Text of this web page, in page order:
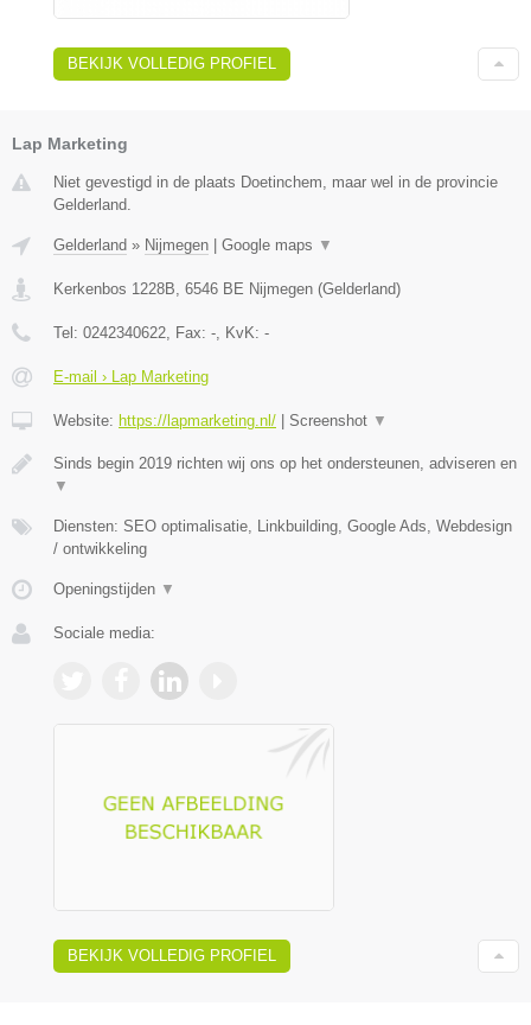
BEKIJK VOLLEDIG PROFIEL
Lap Marketing
Niet gevestigd in de plaats Doetinchem, maar wel in de provincie
Gelderland.
Gelderland » Nijmegen | Google maps ▼
Kerkenbos 1228B 6546 BE Nijmegen (Gelderland)
Tel: 0242340622 , Fax: - , KvK: -
E-mail › Lap Marketing
Website: https://lapmarketing.nl/ | Screenshot ▼
Sinds begin 2019 richten wij ons op het ondersteunen, adviseren en
▼
Diensten: SEO optimalisatie, Linkbuilding, Google Ads, Webdesign
/ ontwikkeling
Openingstijden ▼
Sociale media:
BEKIJK VOLLEDIG PROFIEL